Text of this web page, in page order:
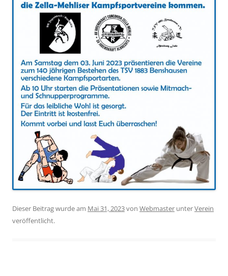
Dieser Beitrag wurde am Mai 31, 2023von Webmaster unterVerein
veröffentlicht.